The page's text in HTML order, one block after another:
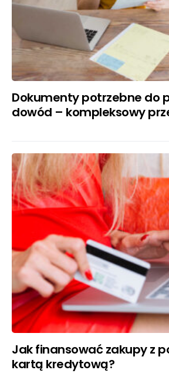
Dokumenty potrzebne do
dowód – kompleksowy
Jak finansować zakupy z
kartą kredytową?